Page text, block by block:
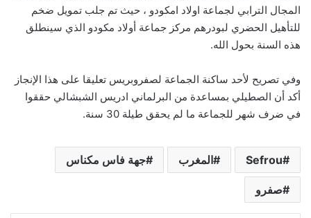
المجال الترابي لجماعة اولاد امكودو ، حيث تم جلب تمويل ضخم
للتأهيل الحضري لبودرهم مركز جماعة أولاد مكودو الذي سينطلق
هذه السنة بحول الله.
وفي تصريح لأحد ساكنة الجماعة لصفروبريس تعليقا على هذا الإنجاز
أكد أن الصطيلي بمساعدة من البرلماني ادريس الشبشالي حققوا
في ضرف شهر للجماعة ما لم يحقق طيلة 30 سنة.
Sefrou المغرب جهة فاس مكناس
صفرو